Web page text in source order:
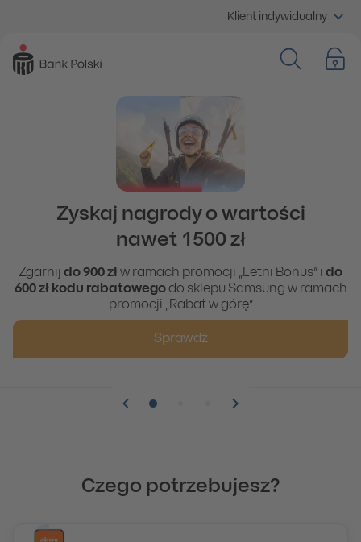
Klient indywidualny
Zyskaj nagrody o wartości
nawet 1500 zł
Zgarnij do 900 zł w ramach promocji „Letni Bonus” i
do
600 zł kodu rabatowego do sklepu Samsung w ramach
promocji „Rabat w górę”
Sprawdź
Czego potrzebujesz?